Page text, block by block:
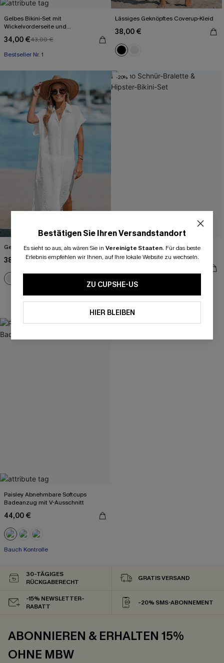
Gelbes Bikini-Set mit
Wickelvorderseite und
34,00 €43,00 €
Bestseller Nr. 1
Lässiges Geknöpftes Coverup-Kleid
38,00 €
Geknöpftes Cover-Up-Midikleid
38,00 €
-20%
Boho Schnür-Bralette & Hipster-
Bikini-Set
Für kleine Cups
Paisley Abnehmbare Softcups
Badeanzug mit V-Ausschnitt
44,00 €
Bauch Kontrolle
Bestätigen Sie Ihren Versandstandort
Es sieht so aus, als wären Sie in Vereinigte Staaten. Für das beste
Erlebnis empfehlen wir Ihnen, auf Ihre lokale Website zu wechseln.
ZU CUPSHE-US
HIER BLEIBEN
30-TÄGIGES
RÜCKGABERECHT
GRATIS VERSAND
-15% NEWSLETTER-
RABATT
-20% SMS-ABONNEMENT
ABONNIEREN & ERHALTEN 15%
OHNE MBW